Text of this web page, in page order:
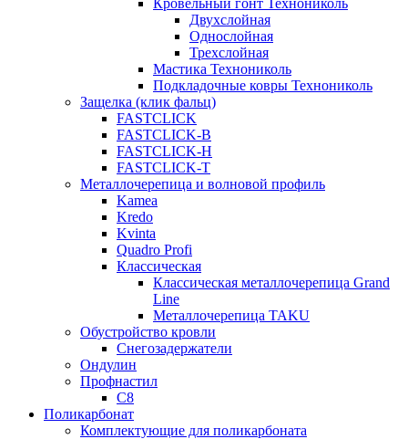
Кровельный гонт Технониколь
Двухслойная
Однослойная
Трехслойная
Мастика Технониколь
Подкладочные ковры Технониколь
Защелка (клик фальц)
FASTCLICK
FASTCLICK-B
FASTCLICK-H
FASTCLICK-T
Металлочерепица и волновой профиль
Kamea
Kredo
Kvinta
Quadro Profi
Классическая
Классическая металлочерепица Grand
Line
Металлочерепица TAKU
Обустройство кровли
Снегозадержатели
Ондулин
Профнастил
С8
Поликарбонат
Комплектующие для поликарбоната